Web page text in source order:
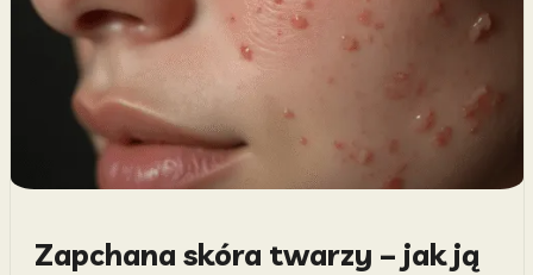
Zapchana skóra twarzy – jak ją